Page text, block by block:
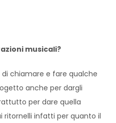
musicali?
chiamare e fare qualche
anche per dargli
per dare quella
ritornelli infatti per quanto il